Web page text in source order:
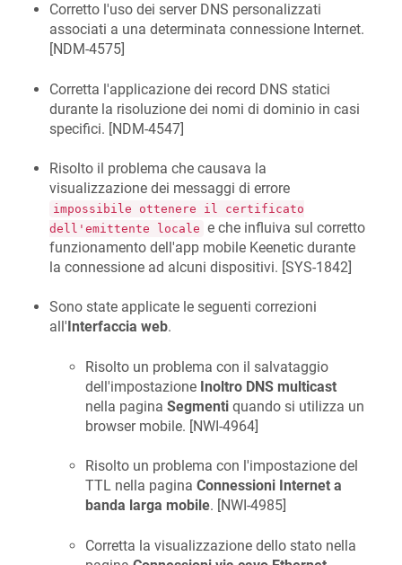
Corretto l'uso dei server DNS personalizzati
associati a una determinata connessione Internet.
[NDM-4575]
Corretta l'applicazione dei record DNS statici
durante la risoluzione dei nomi di dominio in casi
specifici. [NDM-4547]
Risolto il problema che causava la
visualizzazione dei messaggi di errore
impossibile ottenere il certificato
dell'emittente locale e che influiva sul corretto
funzionamento dell'app mobile Keenetic durante
la connessione ad alcuni dispositivi. [SYS-1842]
Sono state applicate le seguenti correzioni
all' Interfaccia web.
Risolto un problema con il salvataggio
dell'impostazione Inoltro DNS multicast
nella pagina Segmenti quando si utilizza un
browser mobile. [NWI-4964]
Risolto un problema con l'impostazione del
TTL nella pagina Connessioni Internet a
banda larga mobile. [NWI-4985]
Corretta la visualizzazione dello stato nella